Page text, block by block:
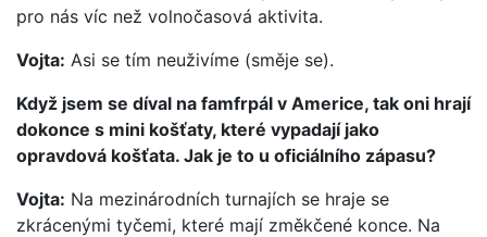
pro nás víc než volnočasová aktivita.
Vojta: Asi se tím neuživíme (směje se).
Když jsem se díval na famfrpál v Americe, tak oni hrají
dokonce s mini košťaty, které vypadají jako
opravdová košťata. Jak je to u oficiálního zápasu?
Vojta: Na mezinárodních turnajích se hraje se
zkrácenými tyčemi, které mají změkčené konce. Na